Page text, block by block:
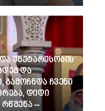
უნეტარესობის
და
გამოჩნდა ჩვენი
დიდი
–